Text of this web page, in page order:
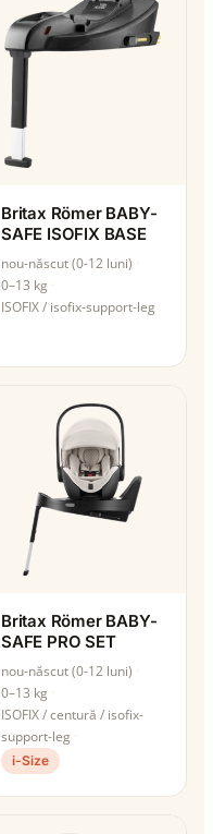
Britax Römer BABY-
SAFE ISOFIX BASE
nou-născut (0-12 luni)
0–13 kg
ISOFIX / isofix-support-leg
Britax Römer BABY-
SAFE PRO SET
nou-născut (0-12 luni)
0–13 kg
ISOFIX / centură / isofix-
support-leg
i-Size